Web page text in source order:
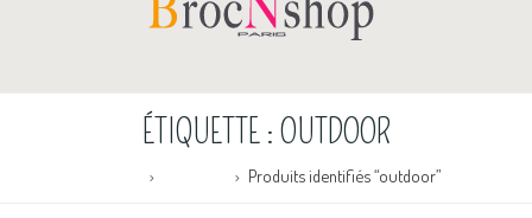
ÉTIQUETTE : OUTDOOR
Produits identifiés “outdoor”